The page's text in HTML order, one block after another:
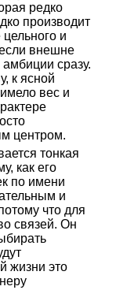
редко
производит
и
если внешне
сразу.
к ясной
вес и
центром.
тонкая
как его
по имени
и
что для
связей. Он
жизни это